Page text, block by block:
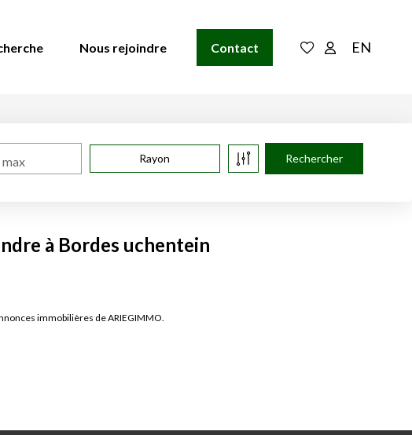
Nous rejoindre Contact EN
Rayon
à Bordes uchentein
immobilières de ARIEGIMMO.